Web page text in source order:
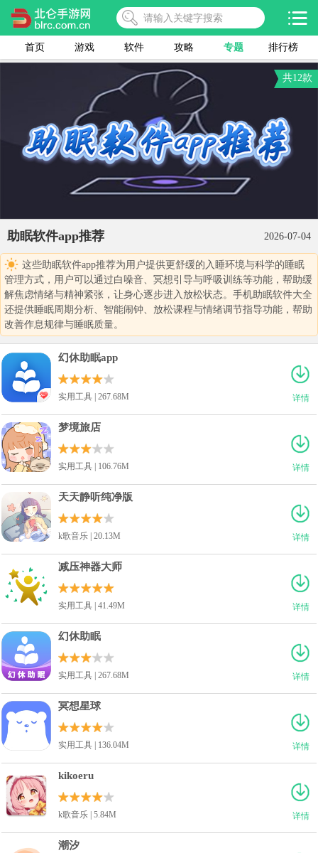
首页 游戏 软件 攻略 专题 排行榜
共12款
助眠软件app推荐 2026-07-04
这些助眠软件app推荐为用户提供更舒缓的入睡环境与科学的睡眠
管理方式，用户可以通过白噪音、冥想引导与呼吸训练等功能，帮助缓
解焦虑情绪与精神紧张，让身心逐步进入放松状态。手机助眠软件大全
还提供睡眠周期分析、智能闹钟、放松课程与情绪调节指导功能，帮助
改善作息规律与睡眠质量。
详情
幻休助眠app
实用工具 | 267.68M
详情
梦境旅店
实用工具 | 106.76M
详情
天天静听纯净版
k歌音乐 | 20.13M
详情
减压神器大师
实用工具 | 41.49M
详情
幻休助眠
实用工具 | 267.68M
详情
冥想星球
实用工具 | 136.04M
详情
kikoeru
k歌音乐 | 5.84M
潮汐